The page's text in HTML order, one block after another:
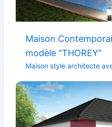
Maison
modèle "THOREY"
Maison style architecte